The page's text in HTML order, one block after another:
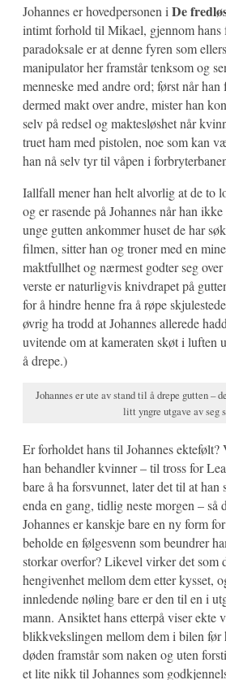
Johannes er hovedpersonen i De
intimt forhold til Mikael, gjennom hans
paradoksale er at denne fyren som
manipulator her framstår tenksom og
menneske med andre ord; først når
dermed makt over andre, mister han
selv på redsel og maktesløshet når
truet ham med pistolen, noe som kan
han nå selv tyr til våpen i
Iallfall mener han helt alvorlig at de to
og er rasende på Johannes når han
unge gutten ankommer huset de har
filmen, sitter han og troner med en
maktfullhet og nærmest godter seg
verste er naturligvis knivdrapet på
for å hindre henne fra å røpe
øvrig ha trodd at Johannes allerede
uvitende om at kameraten skøt i luften
å drepe.)
Johannes er ute av stand til å drepe gutten –
litt yngre utgave av seg
Er forholdet hans til Johannes ektefølt?
han behandler kvinner – til tross for
bare å ha forsvunnet, later det til at han
enda en gang, tidlig neste morgen – så
Johannes er kanskje bare en ny form
beholde en følgesvenn som beundrer
storkar overfor? Likevel virker det som
hengivenhet mellom dem etter kysset,
innledende nøling bare er den til en i
mann. Ansiktet hans etterpå viser ekte
blikkvekslingen mellom dem i bilen
døden framstår som naken og uten
et lite nikk til Johannes som